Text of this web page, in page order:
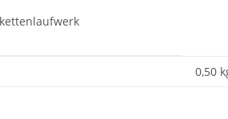
0,50